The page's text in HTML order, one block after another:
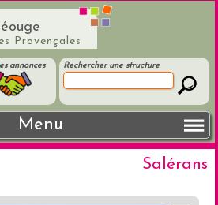
Provençales
Rechercher une structure
annonces
Menu
Salérans